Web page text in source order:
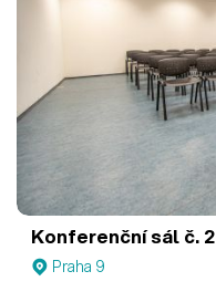
Konferenční sál č. 2
Praha 9